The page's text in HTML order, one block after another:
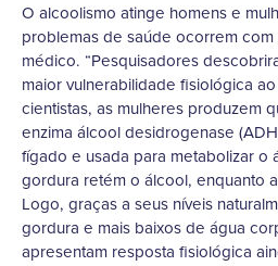
O alcoolismo atinge homens e
problemas de saúde ocorrem
médico. “Pesquisadores
maior vulnerabilidade fisiológica
cientistas, as mulheres produzem
enzima álcool desidrogenase
fígado e usada para metabolizar o
gordura retém o álcool, enquanto
Logo, graças a seus níveis
gordura e mais baixos de água
apresentam resposta fisiológica